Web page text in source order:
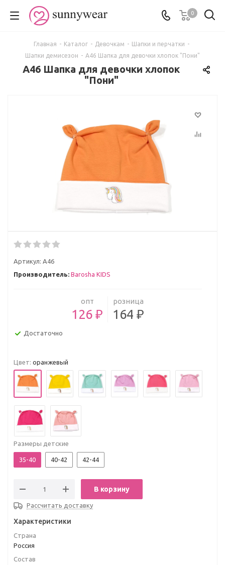
0
Главная - Каталог - Девочкам - Шапки и перчатки -
Шапки демисезон - А46 Шапка для девочки хлопок "Пони"
А46 Шапка для девочки хлопок
"Пони"
Артикул: А46
Производитель: Barosha KIDS
опт
126 ₽
розница
164 ₽
Достаточно
Цвет: оранжевый
Размеры детские
35-40 40-42 42-44
В корзину
Рассчитать доставку
Характеристики
Страна
Россия
Состав